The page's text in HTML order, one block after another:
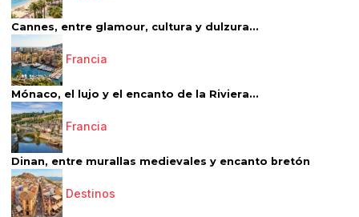
Cannes, entre glamour, cultura y dulzura...
Francia
Mónaco, el lujo y el encanto de la Riviera...
Francia
Dinan, entre murallas medievales y encanto bretón
Destinos